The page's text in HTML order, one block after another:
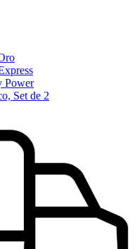
Power
Set de 2